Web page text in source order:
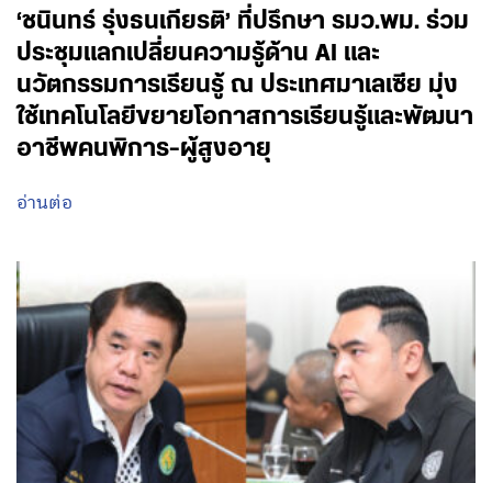
‘ชนินทร์ รุ่งธนเกียรติ’ ที่ปรึกษา รมว.พม. ร่วม
ประชุมแลกเปลี่ยนความรู้ด้าน AI และ
นวัตกรรมการเรียนรู้ ณ ประเทศมาเลเซีย มุ่ง
ใช้เทคโนโลยีขยายโอกาสการเรียนรู้และพัฒนา
อาชีพคนพิการ-ผู้สูงอายุ
อ่านต่อ